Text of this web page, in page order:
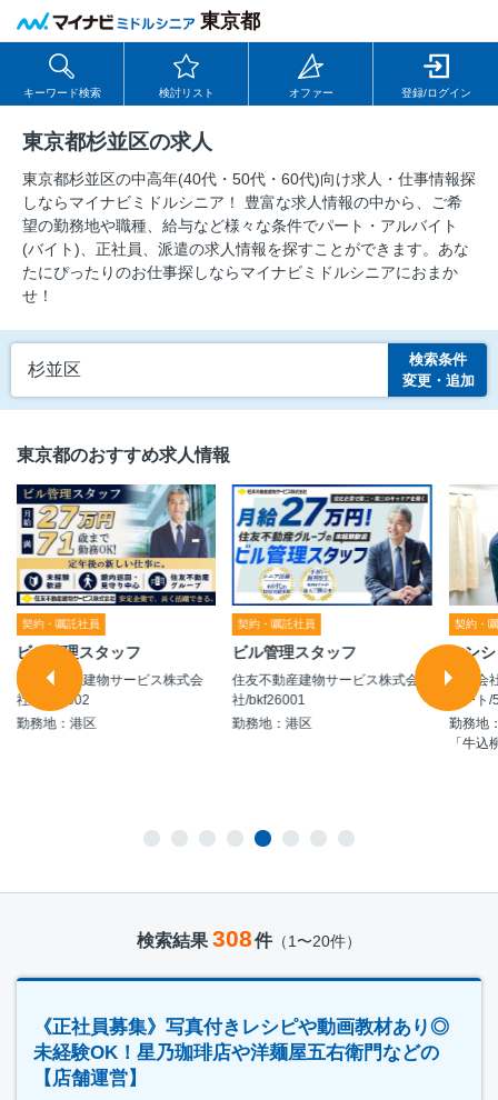
東京都
キーワード検索 検討リスト オファー 登録/ログイン
東京都杉並区の求人
東京都杉並区の中⾼年(40代・50代・60代)向け求⼈・仕事情報探
しならマイナビミドルシニア！ 豊富な求人情報の中から、ご希
望の勤務地や職種、給与など様々な条件でパート・アルバイト
(バイト)、正社員、派遣の求人情報を探すことができます。あな
たにぴったりのお仕事探しならマイナビミドルシニアにおまか
せ！
杉並区
検索条件
変更・追加
東京都のおすすめ求人情報
契約・嘱託社員
ビル管理スタッフ
住友不動産建物サービス株式会
社/bkf26002
勤務地：港区
契約・嘱託社員
ビル管理スタッフ
住友不動産建物サービス株式会
社/bkf26001
勤務地：港区
契約・
マン
株式会
ポート/
勤務地
「牛込
検索結果 308件（1〜20件）
《正社員募集》写真付きレシピや動画教材あり◎
未経験OK！星乃珈琲店や洋麺屋五右衛門などの
【店舗運営】